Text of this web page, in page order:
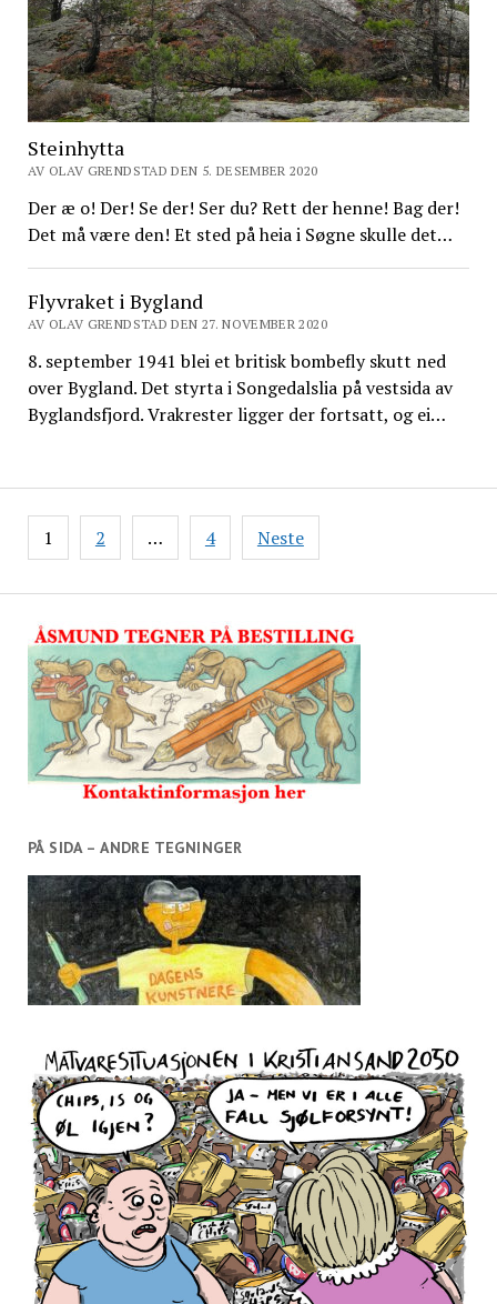
PÅ SIDA – ANDRE TEGNINGER
Steinhytta
AV OLAV GRENDSTAD DEN 5. DESEMBER 2020
Der æ o! Der! Se der! Ser du? Rett der henne! Bag der!
Det må være den! Et sted på heia i Søgne skulle det…
Flyvraket i Bygland
AV OLAV GRENDSTAD DEN 27. NOVEMBER 2020
8. september 1941 blei et britisk bombefly skutt ned
over Bygland. Det styrta i Songedalslia på vestsida av
Byglandsfjord. Vrakrester ligger der fortsatt, og ei…
Sidepaginering
1 2 … 4 Neste